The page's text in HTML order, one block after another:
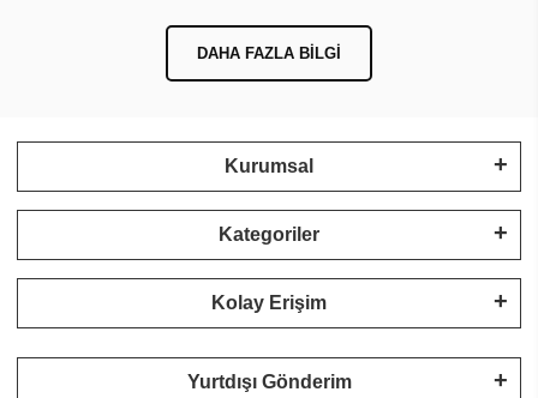
DAHA FAZLA BILGI
Kurumsal
Kategoriler
Kolay Erişim
Yurtdışı Gönderim